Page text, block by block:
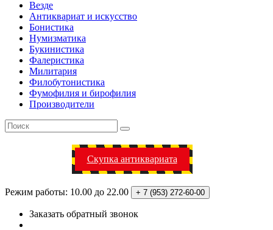
Везде
Антиквариат и искусство
Бонистика
Нумизматика
Букинистика
Фалеристика
Милитария
Филобутонистика
Фумофилия и бирофилия
Производители
Скупка антиквариата
Режим работы: 10.00 до 22.00 + 7 (953) 272-60-00
Заказать обратный звонок